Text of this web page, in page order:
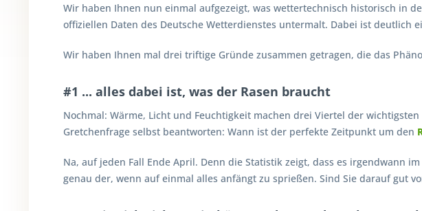
Wir haben Ihnen nun einmal aufgezeigt, was wettertechnisch historisch in
offiziellen Daten des Deutsche Wetterdienstes untermalt. Dabei ist deutlich
Wir haben Ihnen mal drei triftige Gründe zusammen getragen, die das
#1 ... alles dabei ist, was der Rasen braucht
Nochmal: Wärme, Licht und Feuchtigkeit machen drei Viertel der
Gretchenfrage selbst beantworten: Wann ist der perfekte Zeitpunkt um den
Na, auf jeden Fall Ende April. Denn die Statistik zeigt, dass es irgendwann
genau der, wenn auf einmal alles anfängt zu sprießen. Sind Sie darauf gut